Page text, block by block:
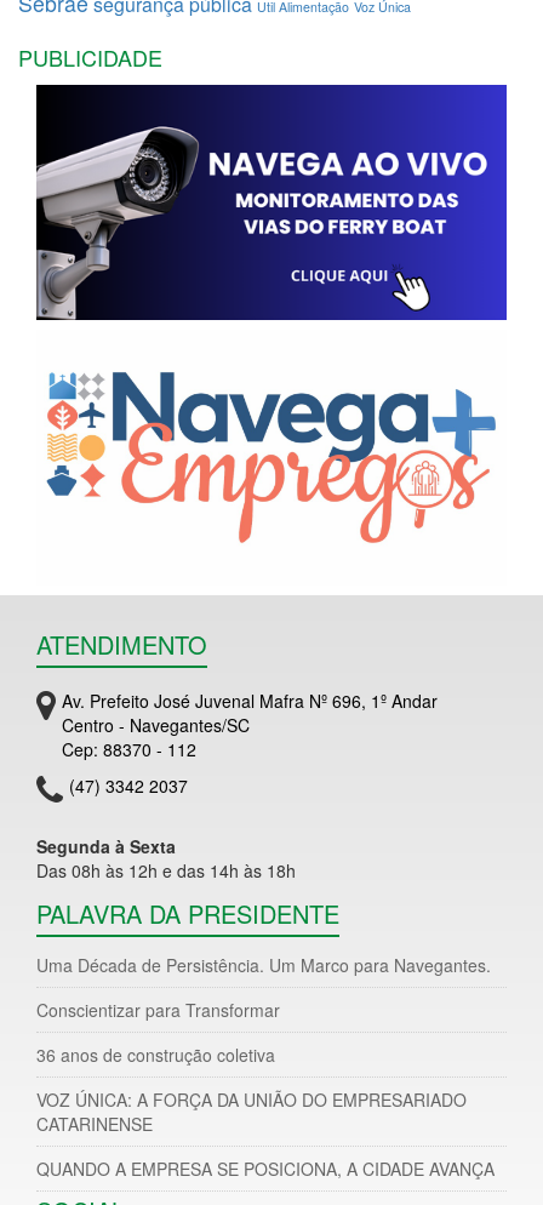
Util Alimentação Voz Única
PUBLICIDADE
ATENDIMENTO
Av. Prefeito José Juvenal Mafra Nº 696, 1º Andar
Centro - Navegantes/SC
Cep: 88370 - 112
(47) 3342 2037
Segunda à Sexta
Das 08h às 12h e das 14h às 18h
PALAVRA DA PRESIDENTE
Uma Década de Persistência. Um Marco para Navegantes.
Conscientizar para Transformar
36 anos de construção coletiva
VOZ ÚNICA: A FORÇA DA UNIÃO DO EMPRESARIADO
CATARINENSE
QUANDO A EMPRESA SE POSICIONA, A CIDADE AVANÇA